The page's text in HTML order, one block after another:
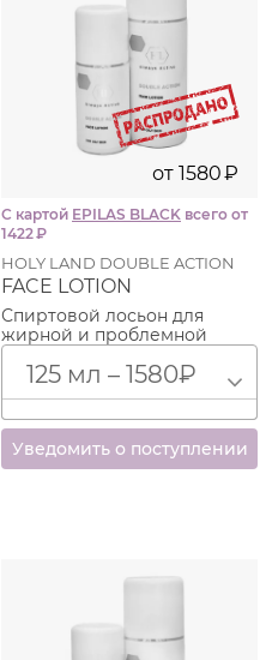
от1580₽
С картой EPILAS BLACK всего от
1422₽
HOLY LAND DOUBLE ACTION
FACE LOTION
Спиртовой лосьон для
жирной и проблемной
кожи лица и тела
125 мл – 1580₽